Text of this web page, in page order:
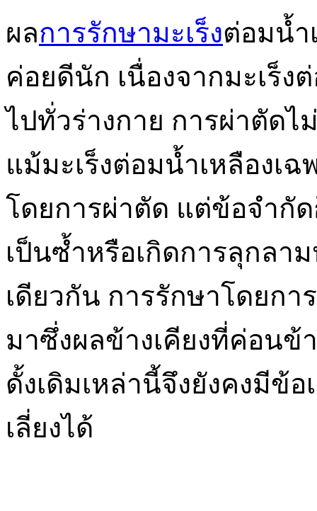
ผลการรักษามะเร็งต่อมน้ำ
ค่อยดีนัก เนื่องจากมะเร็
ไปทั่วร่างกาย การผ่าตัด
แม้มะเร็งต่อมน้ำเหลืองเ
โดยการผ่าตัด แต่ข้อจำกั
เป็นซ้ำหรือเกิดการลุกลา
เดียวกัน การรักษาโดยก
มาซึ่งผลข้างเคียงที่ค่อนข้
ดั้งเดิมเหล่านี้จึงยังคงมีข้
เลี่ยงได้